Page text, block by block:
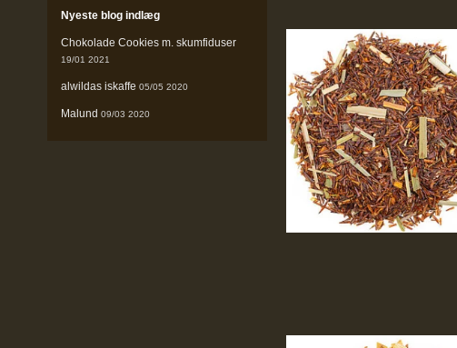
Nyeste blog indlæg
Chokolade Cookies m. skumfiduser
19/01 2021
alwildas iskaffe 05/05 2020
Malund 09/03 2020